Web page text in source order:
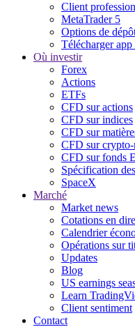
Client
MetaTrader 5
Options de
Télécharger
Où investir
Forex
Actions
ETFs
CFD sur actions
CFD sur indices
CFD sur
CFD sur crypto-
CFD sur fonds
Spécification
SpaceX
Marché
Market news
Cotations en
Calendrier
Opérations sur
Updates
Blog
US earnings
Learn
Client sentiment
Contact